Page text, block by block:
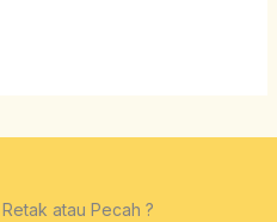
atau Pecah ?